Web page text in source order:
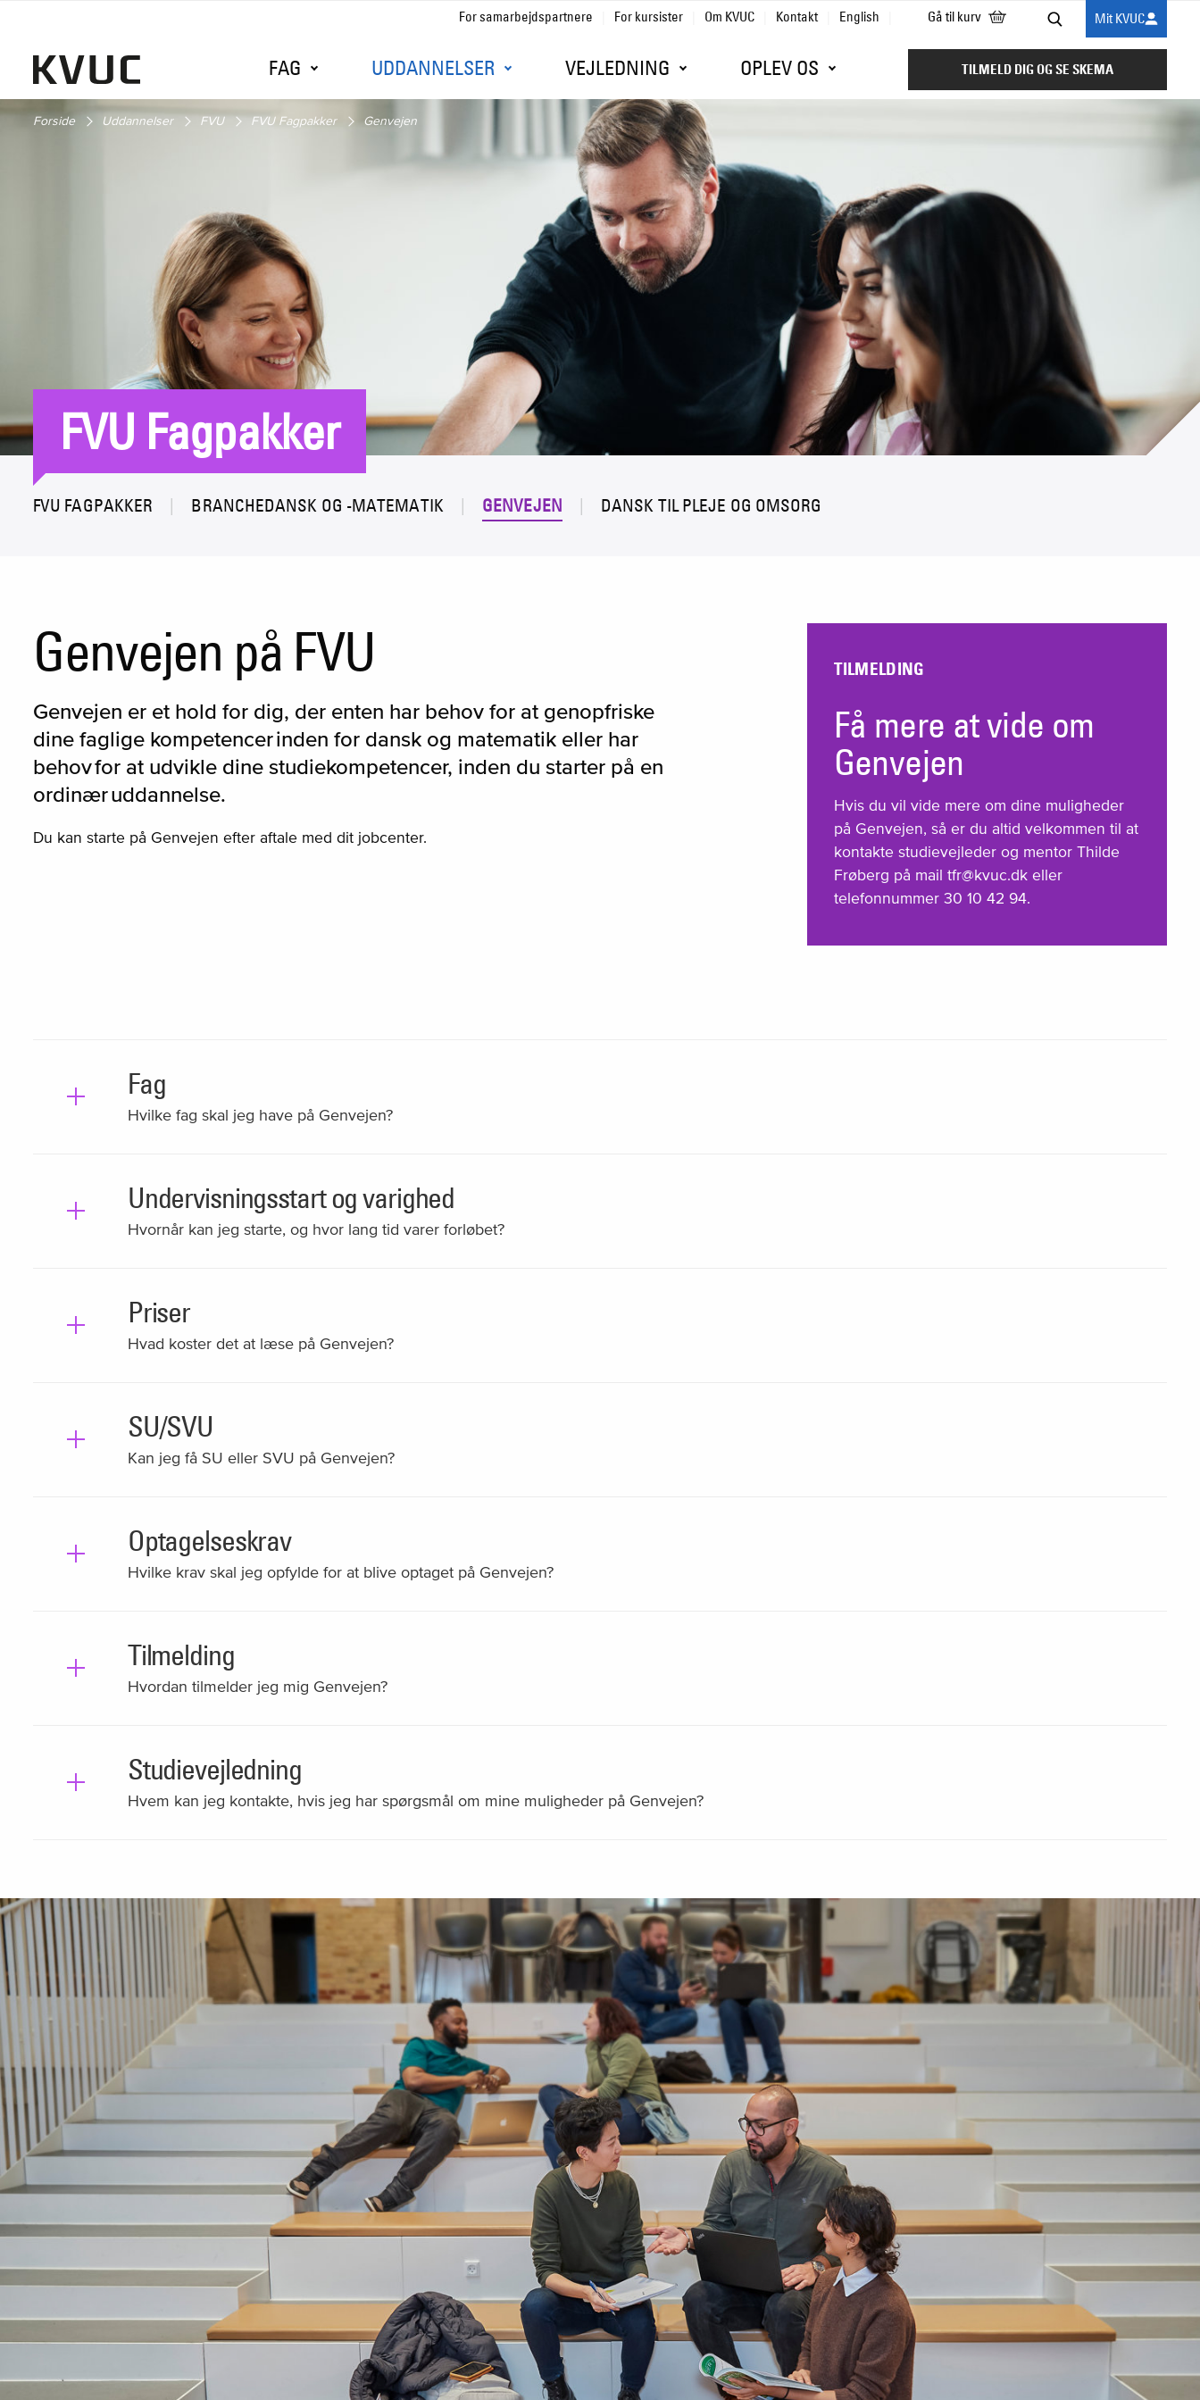
Mit KVUC
Gå til kurv
For samarbejdspartnere For kursister Om KVUC Kontakt English
FAG UDDANNELSER VEJLEDNING OPLEV OS TILMELD DIG OG SE SKEMA
Forside Uddannelser FVU FVU Fagpakker Genvejen
FVU Fagpakker
FVU FAGPAKKER BRANCHEDANSK OG -MATEMATIK GENVEJEN DANSK TIL PLEJE OG OMSORG
Genvejen på FVU
Genvejen er et hold for dig, der enten har behov for at genopfriske
dine faglige kompetencer inden for dansk og matematik eller har
behov for at udvikle dine studiekompetencer, inden du starter på en
ordinær uddannelse.
Du kan starte på Genvejen efter aftale med dit jobcenter.
TILMELDING
Få mere at vide om
Genvejen
Hvis du vil vide mere om dine muligheder
på Genvejen, så er du altid velkommen til at
kontakte studievejleder og mentor Thilde
Frøberg på mail tfr@kvuc.dk eller
telefonnummer 30 10 42 94.
Fag
Hvilke fag skal jeg have på Genvejen?
Undervisningsstart og varighed
Hvornår kan jeg starte, og hvor lang tid varer forløbet?
Priser
Hvad koster det at læse på Genvejen?
SU/SVU
Kan jeg få SU eller SVU på Genvejen?
Optagelseskrav
Hvilke krav skal jeg opfylde for at blive optaget på Genvejen?
Tilmelding
Hvordan tilmelder jeg mig Genvejen?
Studievejledning
Hvem kan jeg kontakte, hvis jeg har spørgsmål om mine muligheder på Genvejen?